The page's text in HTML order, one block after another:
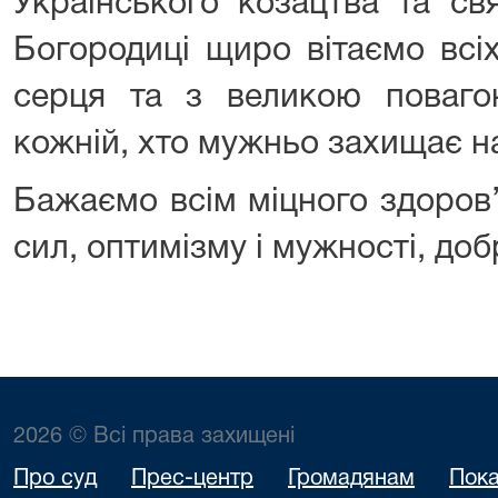
Богородиці щиро вітаємо
серця та з великою
кожній, хто мужньо захищає
Бажаємо всім міцного
сил, оптимізму і мужності,
2026 © Всі права захищені
Про суд Прес-центр Громадянам